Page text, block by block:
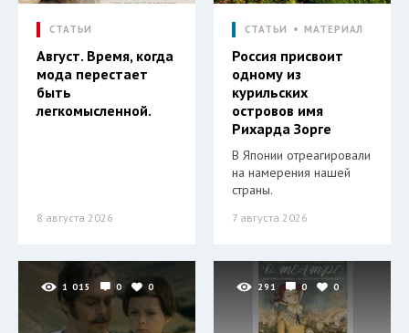
СТАТЬИ
Август. Время, когда
мода перестает
быть
легкомысленной.
8 августа 2026
СТАТЬИ МАТЕРИАЛ
Россия присвоит
одному из
курильских
островов имя
Рихарда Зорге
В Японии отреагировали
на намерения нашей
страны.
7 августа 2026
1 015 0 0 291 0 0